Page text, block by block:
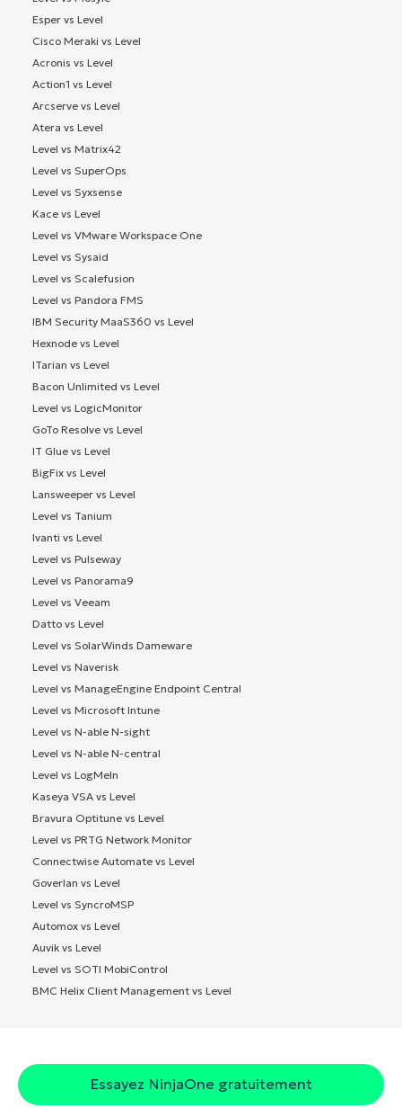
Esper vs Level
Cisco Meraki vs Level
Acronis vs Level
Action1 vs Level
Arcserve vs Level
Atera vs Level
Level vs Matrix42
Level vs SuperOps
Level vs Syxsense
Kace vs Level
Level vs VMware Workspace One
Level vs Sysaid
Level vs Scalefusion
Level vs Pandora FMS
IBM Security MaaS360 vs Level
Hexnode vs Level
ITarian vs Level
Bacon Unlimited vs Level
Level vs LogicMonitor
GoTo Resolve vs Level
IT Glue vs Level
BigFix vs Level
Lansweeper vs Level
Level vs Tanium
Ivanti vs Level
Level vs Pulseway
Level vs Panorama9
Level vs Veeam
Datto vs Level
Level vs SolarWinds Dameware
Level vs Naverisk
Level vs ManageEngine Endpoint Central
Level vs Microsoft Intune
Level vs N-able N-sight
Level vs N-able N-central
Level vs LogMeIn
Kaseya VSA vs Level
Bravura Optitune vs Level
Level vs PRTG Network Monitor
Connectwise Automate vs Level
Goverlan vs Level
Level vs SyncroMSP
Automox vs Level
Auvik vs Level
Level vs SOTI MobiControl
BMC Helix Client Management vs Level
Essayez NinjaOne gratuitement